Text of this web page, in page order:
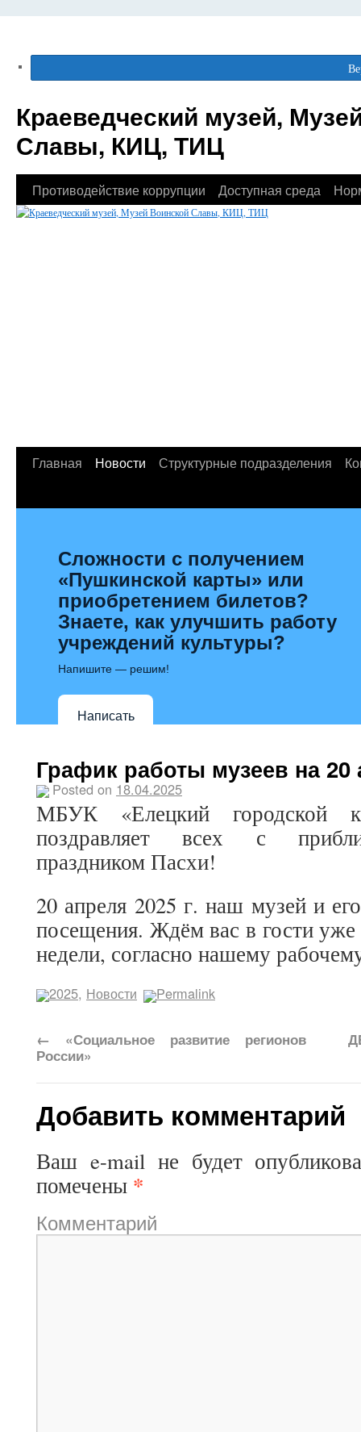
Краеведческий музей,
Славы, КИЦ, ТИЦ
Противодействие коррупции Доступная среда
Главная Новости Структурные подразделения
Сложности с получением
«Пушкинской карты» или
приобретением билетов?
Знаете, как улучшить работу
учреждений культуры?
Напишите — решим!
Написать
График работы музеев на 20
Posted on 18.04.2025
МБУК «Елецкий городской
поздравляет всех с
праздником Пасхи!
20 апреля 2025 г. наш музей и
посещения. Ждём вас в гости
недели, согласно нашему
2025, Новости Permalink
← «Социальное развитие регионов
России»
Добавить комментарий
Ваш e-mail не будет
помечены *
Комментарий